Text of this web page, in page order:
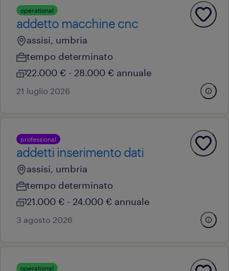
operational
addetto macchine cnc
assisi, umbria
tempo determinato
22.000 € - 28.000 € annuale
21 luglio 2026
professional
addetti inserimento dati
assisi, umbria
tempo determinato
21.000 € - 24.000 € annuale
3 agosto 2026
operational